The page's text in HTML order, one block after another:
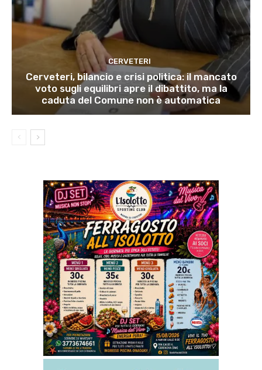
CERVETERI
Cerveteri, bilancio e crisi politica: il mancato
voto sugli equilibri apre il dibattito, ma la
caduta del Comune non è automatica